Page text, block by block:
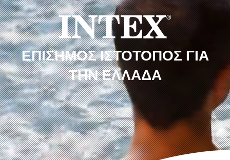
ΕΠΊΣΗΜΟΣ ΙΣΤΌΤΟΠΟΣ ΓΙΑ
ΤΗΝ ΕΛΛΆΔΑ